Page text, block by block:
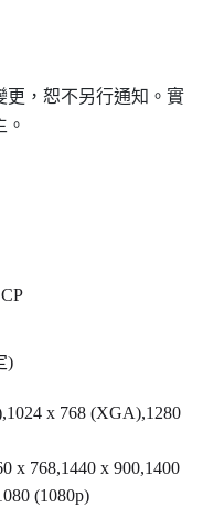
更，恕不另行通知。實
)
x 768 (XGA),1280
x 768,1440 x 900,1400
(1080p)